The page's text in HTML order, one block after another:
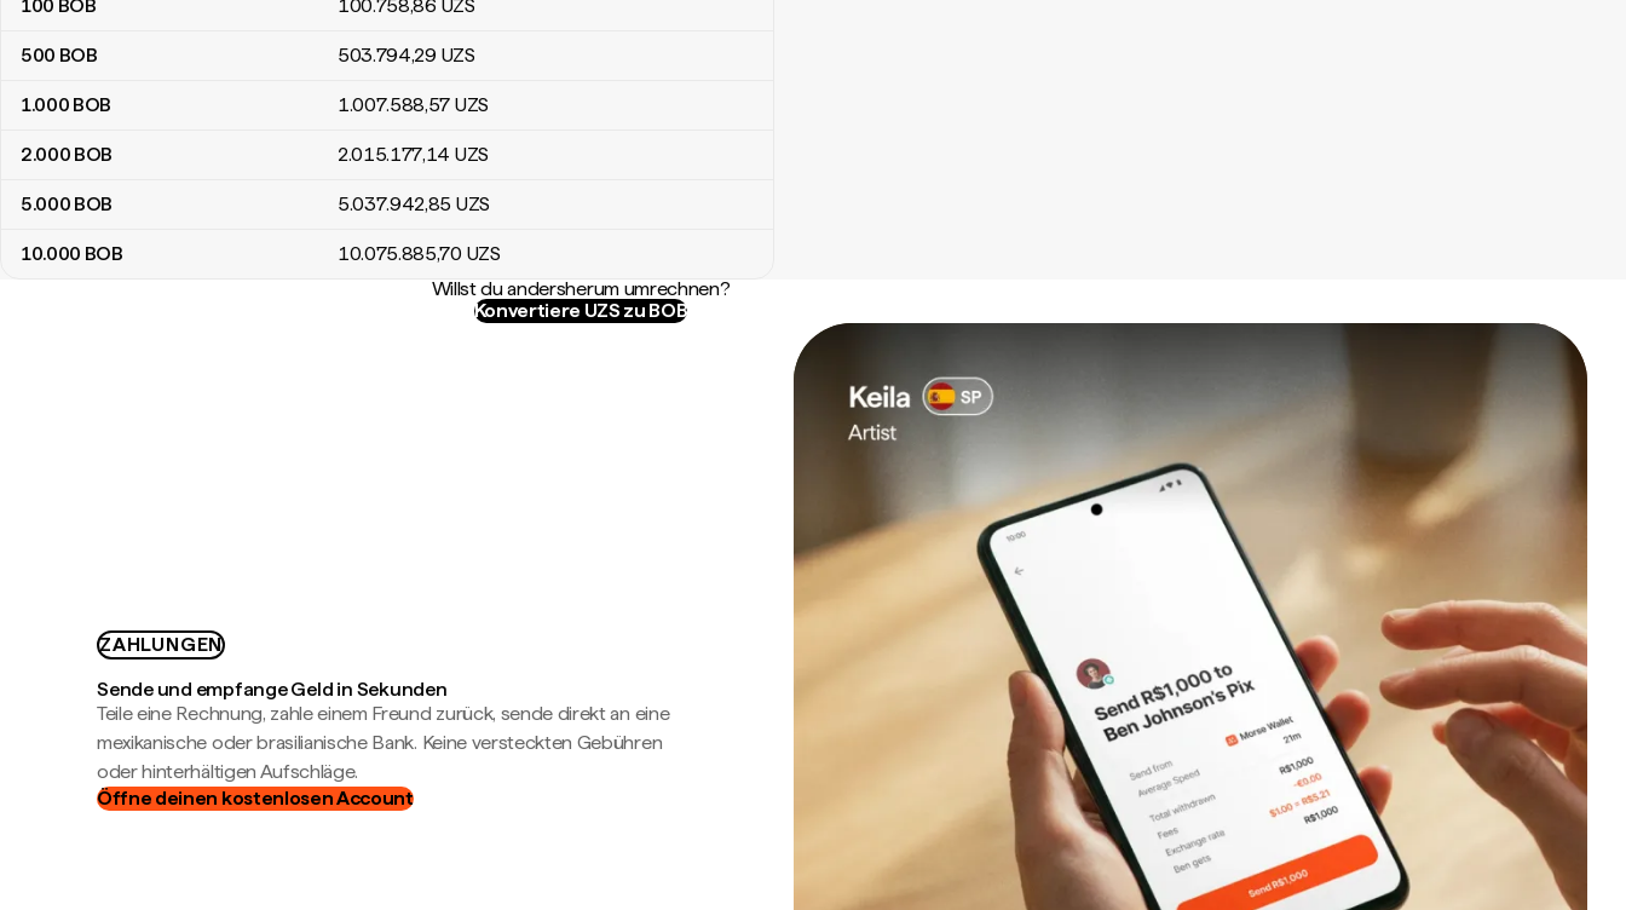
100 BOB 100.758,86 UZS
500 BOB 503.794,29 UZS
1.000 BOB 1.007.588,57 UZS
2.000 BOB 2.015.177,14 UZS
5.000 BOB 5.037.942,85 UZS
10.000 BOB 10.075.885,70 UZS
Willst du andersherum umrechnen?
Konvertiere UZS zu BOB
ZAHLUNGEN
Sende und empfange Geld in Sekunden
Teile eine Rechnung, zahle einem Freund zurück, sende direkt an eine
mexikanische oder brasilianische Bank. Keine versteckten Gebühren
oder hinterhältigen Aufschläge.
Öffne deinen kostenlosen Account